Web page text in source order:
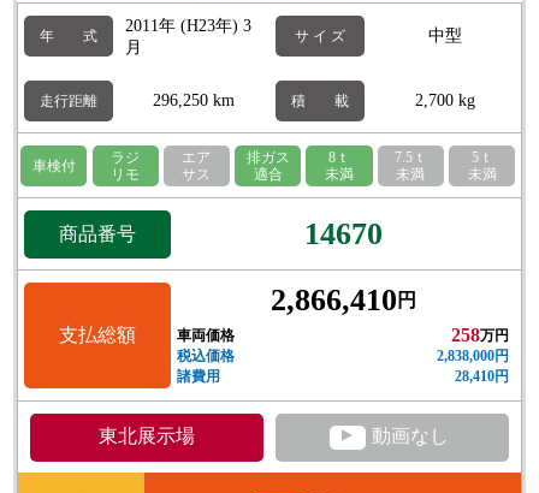
年 式
2011年 (H23年) 3
月
サ イ ズ 中型
走行距離 296,250 km 積 載 2,700 kg
車検付
ラジ
リモ
エア
サス
排ガス
適合
8ｔ
未満
7.5ｔ
未満
5ｔ
未満
商品番号 14670
支払総額
2,866,410 円
車両価格 258万円
税込価格
2,838,000円
諸費用
28,410円
東北展示場 ▲ 動画なし